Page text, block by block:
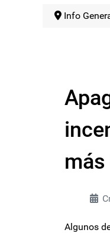
Info
Algunos